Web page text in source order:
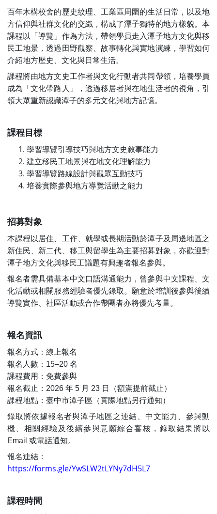
百年木構校舍的歷史紋理、工業區周圍的生活日常，以及地
方信仰與社群文化的交織，構成了潭子獨特的地方樣貌。本
課程以「導覽」作為方法，帶領學員走入潭子地方文化與移
民工地景，透過田野觀察、故事轉化與實地演練，學習如何
介紹地方歷史、文化與日常生活。
課程將由地方文史工作者與文化行動者共同帶領，培養學員
成為「文化帶路人」，透過移居者與在地生活者的視角，引
領大眾重新認識潭子的多元文化與地方記憶。
課程目標
學習導覽引導技巧與地方文史敘事能力
建立移民工地景與在地文化理解能力
學習導覽路線設計與觀眾互動技巧
培養實際參與地方導覽活動之能力
招募對象
本課程以居住、工作、就學或長期活動於潭子及周邊地區之
新住民、新二代、移工與留學生為主要招募對象，亦歡迎對
潭子地方文化與移民工議題有興趣者報名參與。
報名者需具備基本中文口語溝通能力，曾參與中文課程、文
化活動或相關服務經驗者優先錄取。願意於培訓後參與後續
導覽實作、社區活動或合作帶團者亦將優先考量。
報名資訊
報名方式：線上報名
報名人數：15–20 名
課程費用：免費參與
報名截止：2026 年 5 月 23 日（額滿提前截止）
課程地點：臺中市潭子區（實際地點另行通知）
錄取將依據報名者與潭子地區之連結、中文能力、參與動
機、相關經驗及後續參與意願綜合審核，錄取結果將以
Email 或電話通知。
報名連結：
https://forms.gle/YwSLW2tLYNy7dH5L7
課程時間